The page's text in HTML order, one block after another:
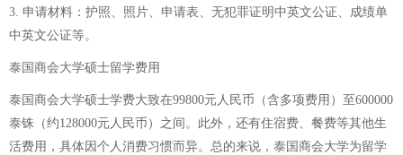
3. 申请材料：护照、照片、申请表、无犯罪证明中英文公证、成绩单
中英文公证等。
泰国商会大学硕士留学费用
泰国商会大学硕士学费大致在99800元人民币（含多项费用）至600000
泰铢（约128000元人民币）之间。此外，还有住宿费、餐费等其他生
活费用，具体因个人消费习惯而异。总的来说，泰国商会大学为留学